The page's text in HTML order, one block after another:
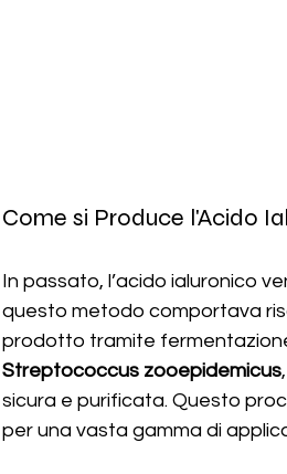
Come si Produce l'Acido
In passato, l’acido ialuronico
questo metodo comportava
prodotto tramite
Streptococcus zooepidemicus
sicura e purificata. Questo
per una vasta gamma di